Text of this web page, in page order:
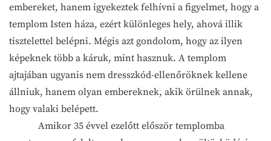
embereket, hanem igyekeztek felhívni a figyelmet, hogy a
templom Isten háza, ezért különleges hely, ahová illik
tisztelettel belépni. Mégis azt gondolom, hogy az ilyen
képeknek több a káruk, mint hasznuk. A templom
ajtajában ugyanis nem dresszkód-ellenőröknek kellene
állniuk, hanem olyan embereknek, akik örülnek annak,
hogy valaki belépett.
Amikor 35 évvel ezelőtt először templomba